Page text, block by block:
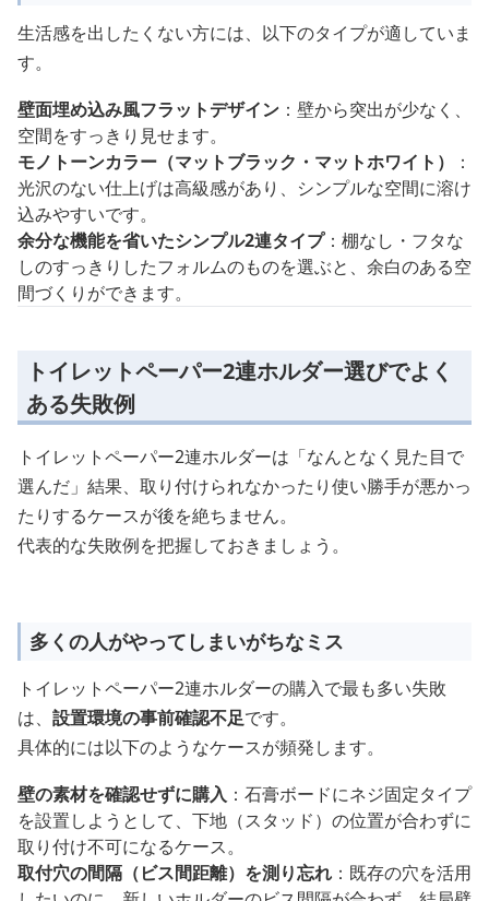
生活感を出したくない方には、以下のタイプが適していま
す。
壁面埋め込み風フラットデザイン ：壁から突出が少なく、
空間をすっきり見せます。
モノトーンカラー（マットブラック・マットホワイト）
：
光沢のない仕上げは高級感があり、シンプルな空間に溶け
込みやすいです。
余分な機能を省いたシンプル2連タイプ：棚なし・フタな
しのすっきりしたフォルムのものを選ぶと、余白のある空
間づくりができます。
トイレットペーパー2連ホルダー選びでよく
ある失敗例
トイレットペーパー2連ホルダーは「なんとなく見た目で
選んだ」結果、取り付けられなかったり使い勝手が悪かっ
たりするケースが後を絶ちません。
代表的な失敗例を把握しておきましょう。
多くの人がやってしまいがちなミス
トイレットペーパー2連ホルダーの購入で最も多い失敗
は、 設置環境の事前確認不足です。
具体的には以下のようなケースが頻発します。
壁の素材を確認せずに購入 ：石膏ボードにネジ固定タイプ
を設置しようとして、下地（スタッド）の位置が合わずに
取り付け不可になるケース。
取付穴の間隔（ビス間距離）を測り忘れ ：既存の穴を活用